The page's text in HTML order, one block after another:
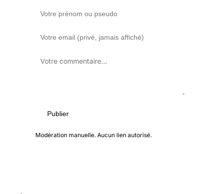
Publier
Modération manuelle. Aucun lien autorisé.